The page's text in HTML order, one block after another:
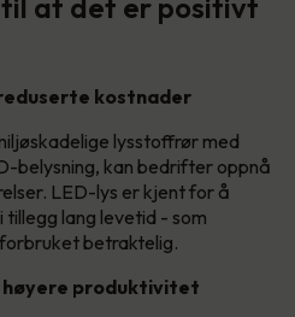
kostnader
lysstoffrør med
belysning, kan bedrifter oppnå
LED-lys er kjent for å
lang levetid - som
betraktelig.
høyere produktivitet